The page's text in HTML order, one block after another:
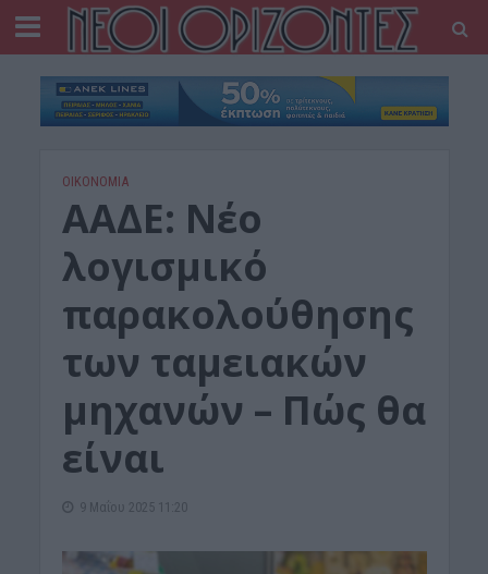
ΟΙΚΟΝΟΜΙΑ
AAΔΕ: Νέο
λογισμικό
παρακολούθησης
των ταμειακών
μηχανών – Πώς θα
είναι
9 Μαΐου 2025 11:20